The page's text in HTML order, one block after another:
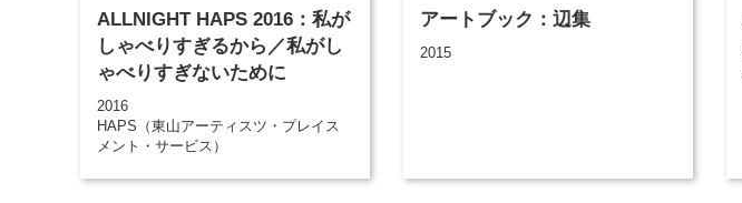
ALLNIGHT HAPS 2016：私が
しゃべりすぎるから／私がし
ゃべりすぎないために
2016
HAPS（東山アーティスツ・プレイス
メント・サービス）
アートブック：辺集
2015